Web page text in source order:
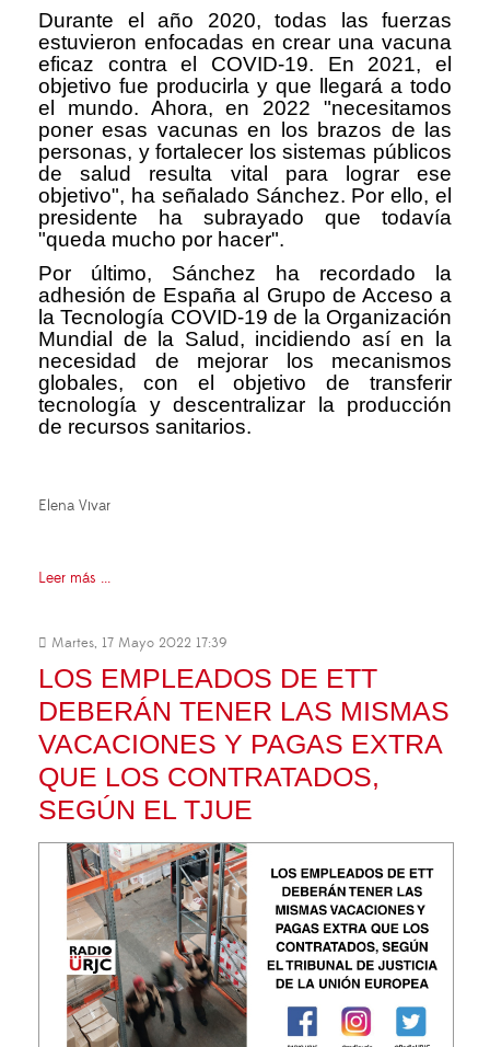
Durante el año 2020, todas las fuerzas
estuvieron enfocadas en crear una vacuna
eficaz contra el COVID-19. En 2021, el
objetivo fue producirla y que llegará a todo
el mundo. Ahora, en 2022 "necesitamos
poner esas vacunas en los brazos de las
personas, y fortalecer los sistemas públicos
de salud resulta vital para lograr ese
objetivo", ha señalado Sánchez. Por ello, el
presidente ha subrayado que todavía
"queda mucho por hacer".
Por último, Sánchez ha recordado la
adhesión de España al Grupo de Acceso a
la Tecnología COVID-19 de la Organización
Mundial de la Salud, incidiendo así en la
necesidad de mejorar los mecanismos
globales, con el objetivo de transferir
tecnología y descentralizar la producción
de recursos sanitarios.
Elena Vivar
Leer más ...
Martes, 17 Mayo 2022 17:39
LOS EMPLEADOS DE ETT
DEBERÁN TENER LAS MISMAS
VACACIONES Y PAGAS EXTRA
QUE LOS CONTRATADOS,
SEGÚN EL TJUE